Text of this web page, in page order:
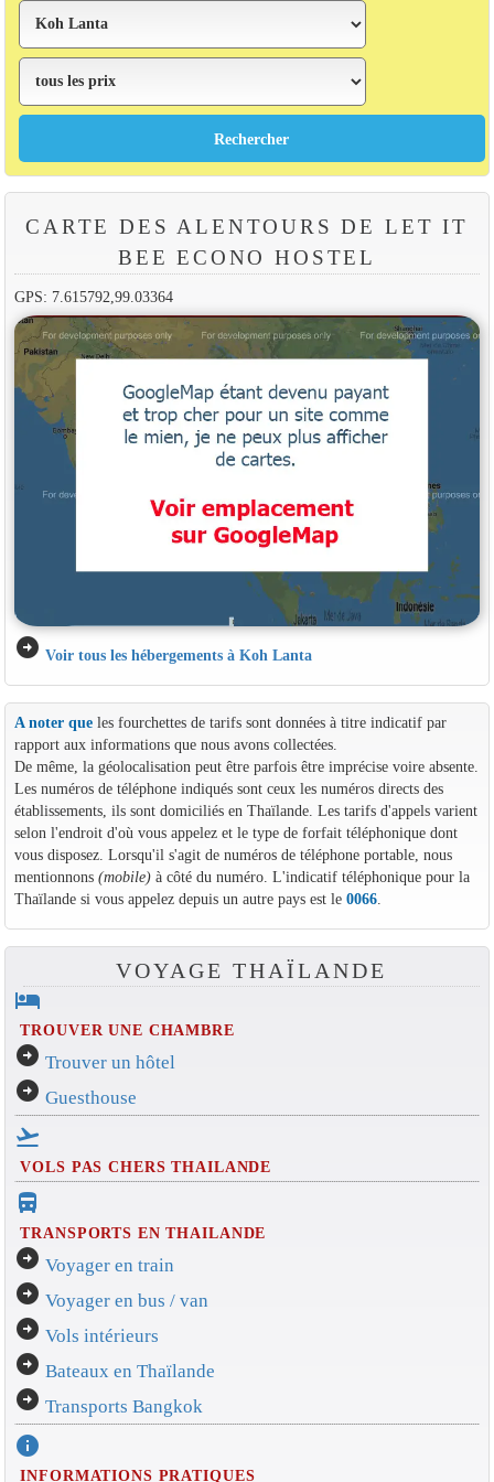
CARTE DES ALENTOURS DE LET IT
BEE ECONO HOSTEL
GPS: 7.615792,99.03364
arrow_circle_right Voir tous les hébergements à Koh Lanta
A noter queles fourchettes de tarifs sont données à titre indicatif par
rapport aux informations que nous avons collectées.
De même, la géolocalisation peut être parfois être imprécise voire absente.
Les numéros de téléphone indiqués sont ceux les numéros directs des
établissements, ils sont domiciliés en Thaïlande. Les tarifs d'appels varient
selon l'endroit d'où vous appelez et le type de forfait téléphonique dont
vous disposez. Lorsqu'il s'agit de numéros de téléphone portable, nous
mentionnons (mobile)à côté du numéro. L'indicatif téléphonique pour la
Thaïlande si vous appelez depuis un autre pays est le 0066.
VOYAGE THAÏLANDE
hotel
TROUVER UNE CHAMBRE
arrow_circle_right Trouver un hôtel
arrow_circle_right Guesthouse
flight_takeoff
VOLS PAS CHERS THAILANDE
directions_bus_filled
TRANSPORTS EN THAILANDE
arrow_circle_right Voyager en train
arrow_circle_right Voyager en bus / van
arrow_circle_right Vols intérieurs
arrow_circle_right Bateaux en Thaïlande
arrow_circle_right Transports Bangkok
info
INFORMATIONS PRATIQUES